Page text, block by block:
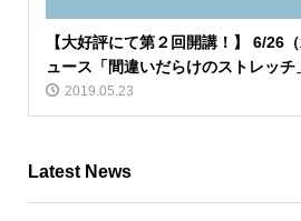
【大好評にて第２回開講！】 6/26
ュース「間違いだらけのストレッ
2019.05.23
Latest News